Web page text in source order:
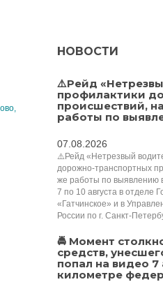
НОВОСТИ
⚠️Рейд
профилактики
происшествий,
работы по
07.08.2026
⚠️Рейд «Нетрезвый
дорожно-транспортных
же работы по выявлению
7 по 10 августа в отделе
«Гатчинское» и в
России по г. Санкт-
🚔 Момент
средств,
попал на видео 7
километре